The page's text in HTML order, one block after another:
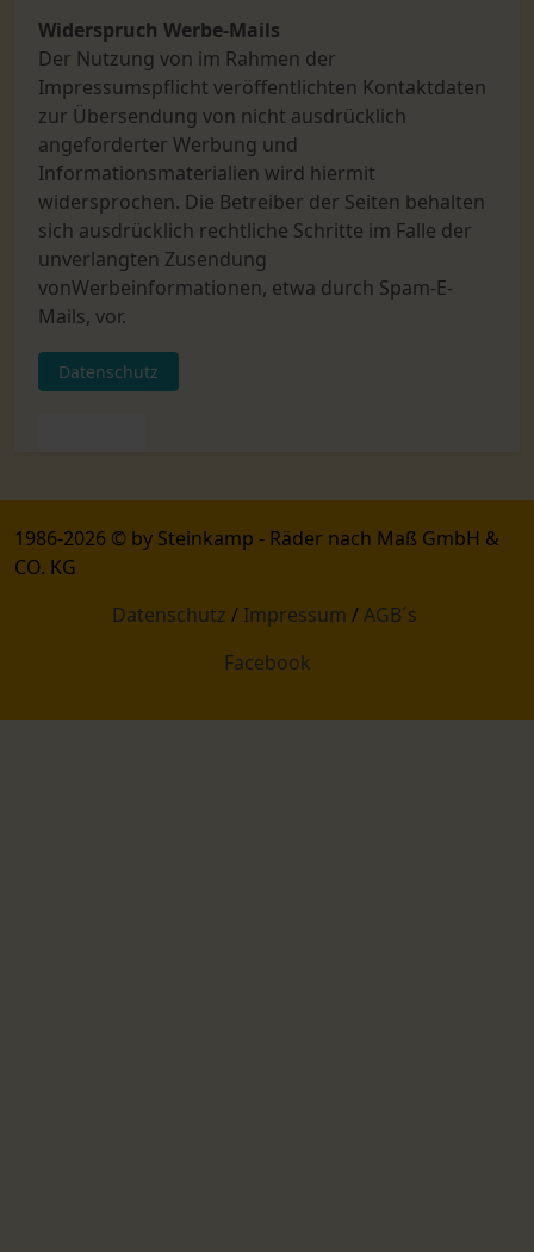
Widerspruch Werbe-Mails
Der Nutzung von im Rahmen der
Impressumspflicht veröffentlichten Kontaktdaten
zur Übersendung von nicht ausdrücklich
angeforderter Werbung und
Informationsmaterialien wird hiermit
widersprochen. Die Betreiber der Seiten behalten
sich ausdrücklich rechtliche Schritte im Falle der
unverlangten Zusendung
vonWerbeinformationen, etwa durch Spam-E-
Mails, vor.
Datenschutz
1986-2026 © by Steinkamp - Räder nach Maß GmbH &
CO. KG
Datenschutz / Impressum /AGB´s
Facebook